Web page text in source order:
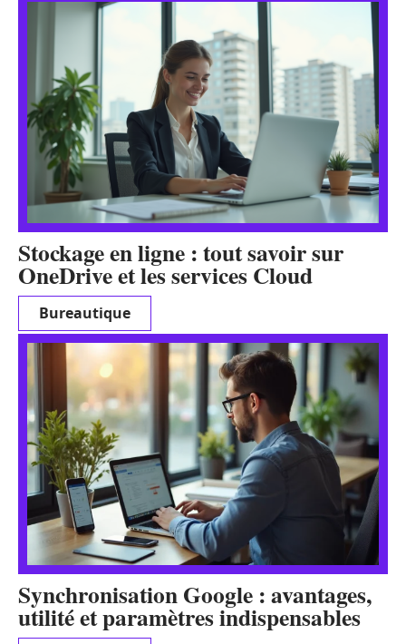
Stockage en ligne : tout savoir sur
OneDrive et les services Cloud
Bureautique
Synchronisation Google : avantages,
utilité et paramètres indispensables